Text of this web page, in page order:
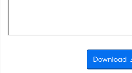
Download